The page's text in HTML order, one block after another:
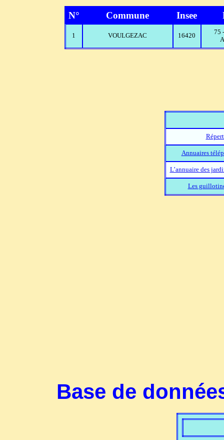
N° Commune Insee
1 VOULGEZAC 16420
75
Annuaires
L’annuaire des
Les
Base de